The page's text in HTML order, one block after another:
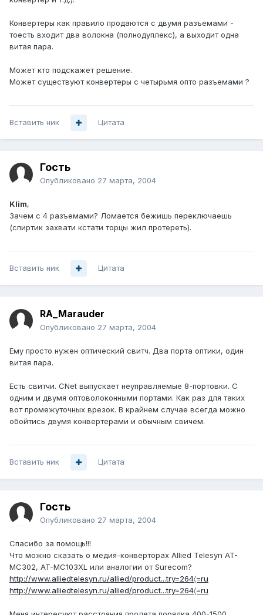
Конвертеры как правило продаются с двумя разъемами -
тоесть входит два волокна (полнодуплекс), а выходит одна
витая пара.
Может кто подскажет решение.
Может существуют конвертеры с четырьмя опто разъемами ?
Вставить ник Цитата
Гость
Опубликовано 27 марта, 2004
Klim,
Зачем с 4 разъемами? Ломается бежишь переключаешь
(спиртик захвати кстати торцы жил протереть).
Вставить ник Цитата
RA_Marauder
Опубликовано 27 марта, 2004
Ему просто нужен оптический свитч. Два порта оптики, один
витая пара.
Есть свитчи. CNet выпускает неуправляемые 8-портовки. С
одним и двумя оптоволоконными портами. Как раз для таких
вот промежуточных врезок. В крайнем случае всегда можно
обойтись двумя конвертерами и обычным свичем.
Вставить ник Цитата
Гость
Опубликовано 27 марта, 2004
Спасибо за помощь!!!
Что можно сказать о медия-конверторах Allied Telesyn AT-
MC302, AT-MC103XL или аналогии от Surecom?
http://www.alliedtelesyn.ru/allied/product...try=264〈=ru
http://www.alliedtelesyn.ru/allied/product...try=264〈=ru